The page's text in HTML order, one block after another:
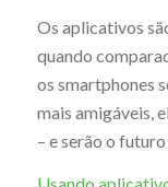
Os aplicativos
quando
os smartphones
mais amigáveis,
– e serão o